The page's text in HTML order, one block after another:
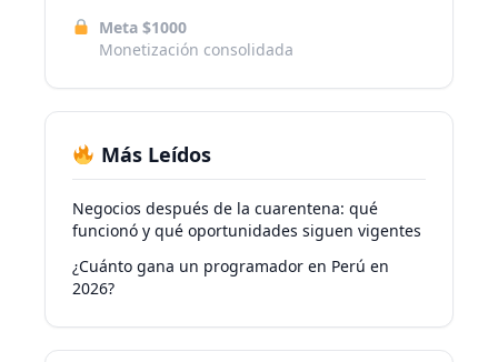
Meta $1000
Monetización consolidada
Más Leídos
Negocios después de la cuarentena: qué
funcionó y qué oportunidades siguen vigentes
¿Cuánto gana un programador en Perú en
2026?